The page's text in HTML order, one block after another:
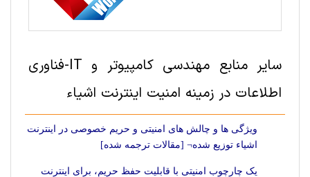
سایر منابع مهندسی کامپیوتر و IT-فناوری
اطلاعات در زمینه امنیت اینترنت اشیاء
ویژگی ها و چالش های امنیتی و حریم خصوصی در اینترنت
اشیاء توزیع شده¬ [مقالات ترجمه شده]
یک چارچوب امنیتی با قابلیت حفظ حریم، برای اینترنت